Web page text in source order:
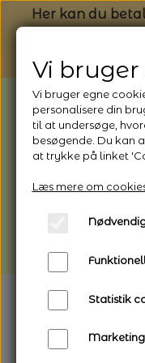
Her kan du
BEMÆRK:
1/8 - 9/8 - 2026
*Webshoppen
afhentning
Vi gør
længere
Vi bruger
Vi bruger egne
personalisere din
til at undersøge,
besøgende. Du kan
at trykke på linket
Læs mere om
Statistik